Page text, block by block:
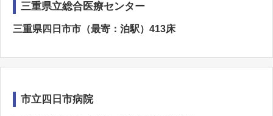
三重県立総合医療センター
三重県四日市市（最寄：泊駅）413床
市立四日市病院